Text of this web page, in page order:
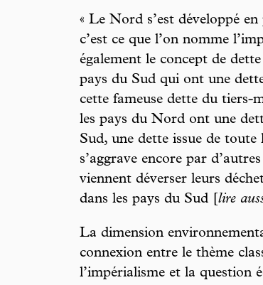
« Le Nord s’est développé
c’est ce que l’on nomme
également le concept de
pays du Sud qui ont une
cette fameuse dette du tiers-
les pays du Nord ont une
Sud, une dette issue de
s’aggrave encore par
viennent déverser leurs
dans les pays du Sud [ lire
La dimension
connexion entre le thème
l’impérialisme et la question